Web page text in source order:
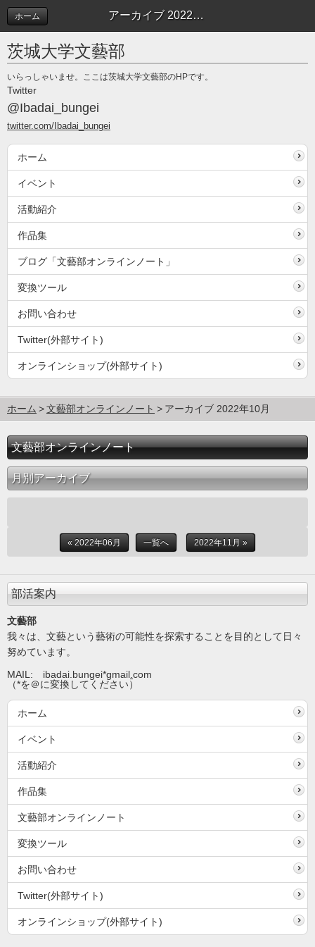
アーカイブ 2022年10月 | 文藝部オンラインノート
ホーム
茨城大学文藝部
いらっしゃいませ。ここは茨城大学文藝部のHPです。
Twitter
@Ibadai_bungei
twitter.com/Ibadai_bungei
ホーム
イベント
活動紹介
作品集
ブログ「文藝部オンラインノート」
変換ツール
お問い合わせ
Twitter(外部サイト)
オンラインショップ(外部サイト)
ホーム 文藝部オンラインノート アーカイブ 2022年10月
文藝部オンラインノート
月別アーカイブ
« 2022年06月 一覧へ 2022年11月 »
部活案内
文藝部
我々は、文藝という藝術の可能性を探索することを目的として日々
努めています。
MAIL: ibadai.bungei*gmail com
（*を＠に変換してください）
ホーム
イベント
活動紹介
作品集
文藝部オンラインノート
変換ツール
お問い合わせ
Twitter(外部サイト)
オンラインショップ(外部サイト)